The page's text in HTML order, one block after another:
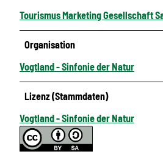
Tourismus Marketing Gesellschaft
Organisation
Vogtland - Sinfonie der Natur
Lizenz (Stammdaten)
Vogtland - Sinfonie der Natur